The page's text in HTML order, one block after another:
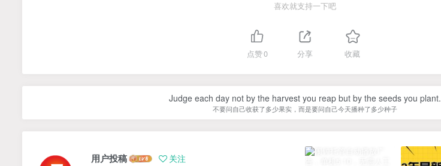
喜欢就支持一下吧
点赞0 分享 收藏
Judge each day not by the harvest you reap but by the seeds you plant.
不要问自己收获了多少果实，而是要问自己今天播种了多少种子
用户投稿 关注